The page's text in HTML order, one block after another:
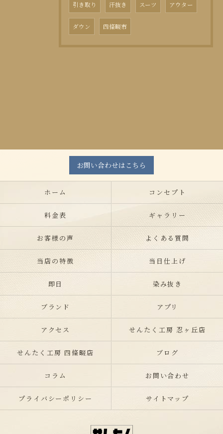
引き取り 汗抜き スーツ アウター
ダウン 四條畷市
お問い合わせはこちら
ホーム コンセプト
料金表 ギャラリー
お客様の声 よくある質問
当店の特徴 当日仕上げ
即日 染み抜き
ブランド アプリ
アクセス せんたく工房 忍ヶ丘店
せんたく工房 四條畷店 ブログ
コラム お問い合わせ
プライバシーポリシー サイトマップ